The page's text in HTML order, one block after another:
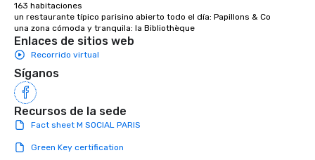
163 habitaciones
un restaurante típico parisino abierto todo el día: Papillons & Co
una zona cómoda y tranquila: la Bibliothèque
Enlaces de sitios web
Recorrido virtual
Síganos
Recursos de la sede
Fact sheet M SOCIAL PARIS
Green Key certification